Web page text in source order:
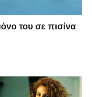
του σε πισίνα